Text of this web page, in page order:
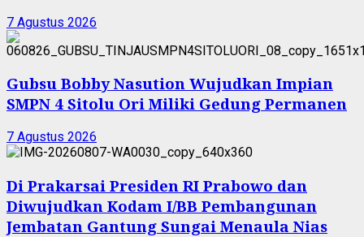
7 Agustus 2026
Gubsu Bobby Nasution Wujudkan Impian
SMPN 4 Sitolu Ori Miliki Gedung Permanen
7 Agustus 2026
Di Prakarsai Presiden RI Prabowo dan
Diwujudkan Kodam I/BB Pembangunan
Jembatan Gantung Sungai Menaula Nias